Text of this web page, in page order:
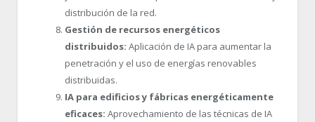
distribución de la red.
Gestión de recursos energéticos
distribuidos: Aplicación de IA para aumentar la
penetración y el uso de energías renovables
distribuidas.
IA para edificios y fábricas energéticamente
eficaces: Aprovechamiento de las técnicas de IA